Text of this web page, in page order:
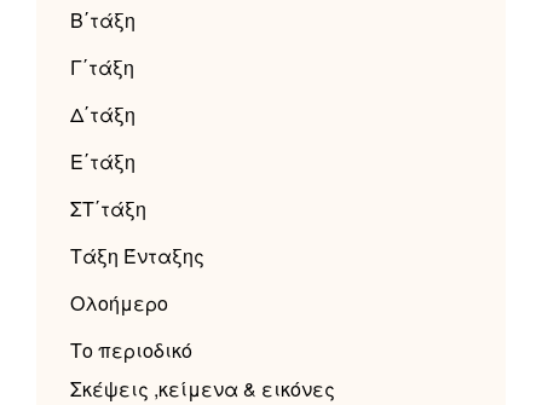
Β΄τάξη
Γ΄τάξη
Δ΄τάξη
Ε΄τάξη
ΣΤ΄τάξη
Τάξη Ένταξης
Ολοήμερο
Το περιοδικό
Σκέψεις ,κείμενα & εικόνες